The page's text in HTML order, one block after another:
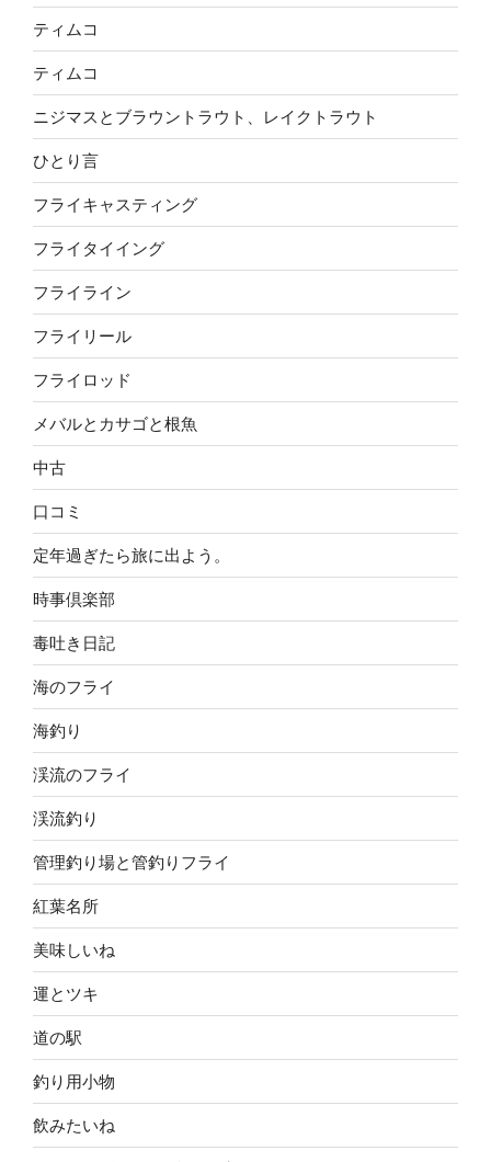
ティムコ
ティムコ
ニジマスとブラウントラウト、レイクトラウト
ひとり言
フライキャスティング
フライタイイング
フライライン
フライリール
フライロッド
メバルとカサゴと根魚
中古
口コミ
定年過ぎたら旅に出よう。
時事倶楽部
毒吐き日記
海のフライ
海釣り
渓流のフライ
渓流釣り
管理釣り場と管釣りフライ
紅葉名所
美味しいね
運とツキ
道の駅
釣り用小物
飲みたいね